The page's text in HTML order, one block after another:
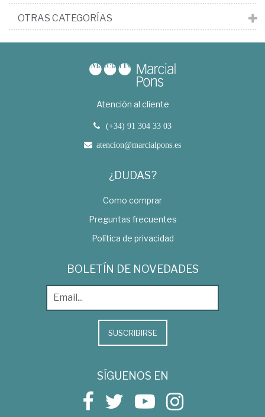
OTRAS CATEGORÍAS
Atención al cliente
(+34) 91 304 33 03
atencion@marcialpons.es
¿DUDAS?
Como comprar
Preguntas frecuentes
Política de privacidad
BOLETÍN DE NOVEDADES
SUSCRIBIRSE
SÍGUENOS EN